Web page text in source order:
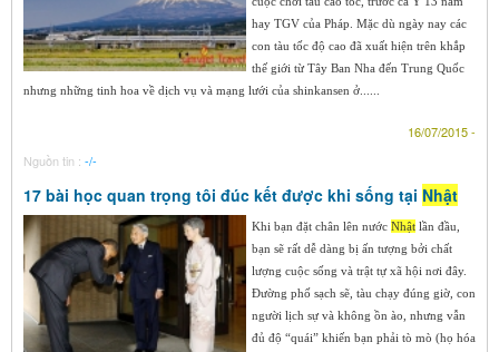
hay TGV của Pháp. Mặc dù ngày nay các
con tàu tốc độ cao đã xuất hiện trên khắp
thế giới từ Tây Ban Nha đến Trung Quốc
nhưng những tinh hoa về dịch vụ và mạng lưới của shinkansen ở......
16/07/2015 -
Nguồn tin : -/-
17 bài học quan trọng tôi đúc kết được khi sống tại Nhật
Khi bạn đặt chân lên nước Nhật lần đầu,
bạn sẽ rất dễ dàng bị ấn tượng bởi chất
lượng cuộc sống và trật tự xã hội nơi đây.
Đường phố sạch sẽ, tàu chạy đúng giờ, con
người lịch sự và không ồn ào, nhưng vẫn
đủ độ “quái” khiến bạn phải tò mò (họ hóa